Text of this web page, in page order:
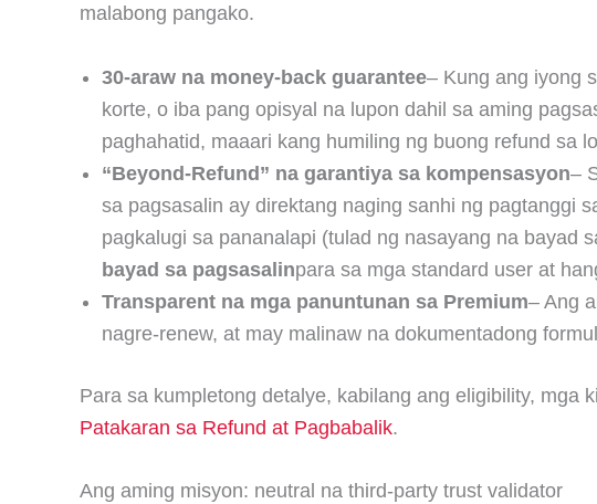
malabong pangako.
30-araw na money-back guarantee– Kung ang iyong
korte, o iba pang opisyal na lupon dahil sa aming
paghahatid, maaari kang humiling ng buong refund sa
“Beyond-Refund” na garantiya sa kompensasyon–
sa pagsasalin ay direktang naging sanhi ng pagtanggi
pagkalugi sa pananalapi (tulad ng nasayang na bayad
bayad sa pagsasalinpara sa mga standard user at
Transparent na mga panuntunan sa Premium– Ang
nagre-renew, at may malinaw na dokumentadong
Para sa kumpletong detalye, kabilang ang eligibility, mga
Patakaran sa Refund at Pagbabalik.
Ang aming misyon: neutral na third-party trust validator